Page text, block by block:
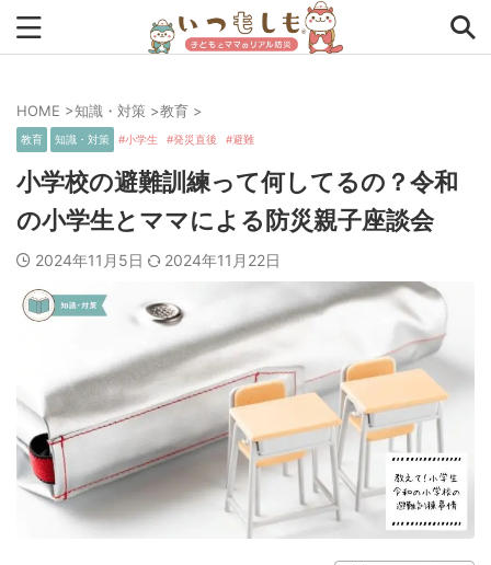
タグから探す
0次の備え 1次の備え 2次の備え まとめ
アプリ アルファ米 インタビュー コラム
チェックリスト ツール ママ防災士リサのいつもしも
ローリングストック 事前対策 住まい
備蓄 収納 在宅避難 地震
外出中 外出先 小学生 幼児 座談会
暮らし方 検証 特別企画 生理 発災直後
衛生用品 被災中 豪雨 赤ちゃん 避難前
HOME >知識・対策 >教育 >
教育 知識・対策 小学生 発災直後 避難
小学校の避難訓練って何してるの？令和
の小学生とママによる防災親子座談会
2024年11月5日 2024年11月22日